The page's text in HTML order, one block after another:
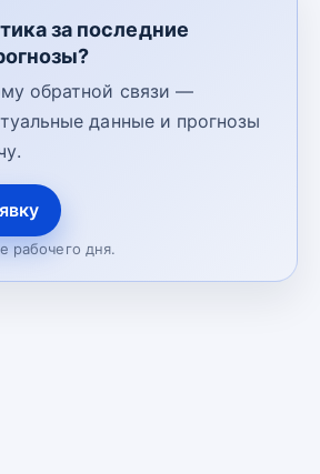
за последние
обратной связи —
данные и прогнозы
рабочего дня.